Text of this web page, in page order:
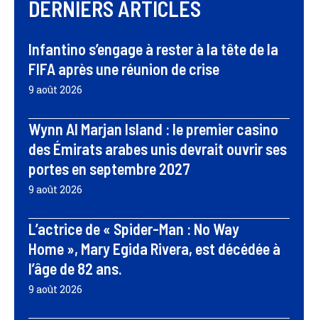
DERNIERS ARTICLES
Infantino s’engage à rester à la tête de la
FIFA après une réunion de crise
9 août 2026
Wynn Al Marjan Island : le premier casino
des Émirats arabes unis devrait ouvrir ses
portes en septembre 2027
9 août 2026
L’actrice de « Spider-Man : No Way
Home », Mary Egida Rivera, est décédée à
l’âge de 82 ans.
9 août 2026